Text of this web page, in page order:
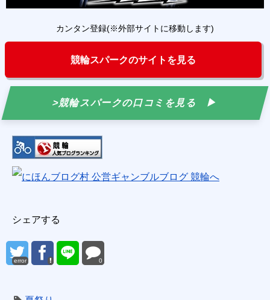
カンタン登録(※外部サイトに移動します)
競輪スパークのサイトを見る
>競輪スパークの口コミを見る
シェアする
error 0